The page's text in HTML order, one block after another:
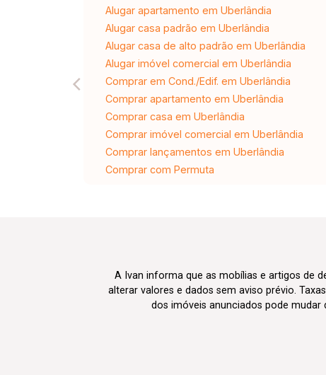
Alugar apartamento em Uberlândia
Alugar casa padrão em Uberlândia
Alugar casa de alto padrão em Uberlândia
Alugar imóvel comercial em Uberlândia
Comprar em Cond./Edif. em Uberlândia
Comprar apartamento em Uberlândia
Comprar casa em Uberlândia
Comprar imóvel comercial em Uberlândia
Comprar lançamentos em Uberlândia
Comprar com Permuta
A Ivan informa que as mobílias e artigos de
alterar valores e dados sem aviso prévio.
dos imóveis anunciados pode